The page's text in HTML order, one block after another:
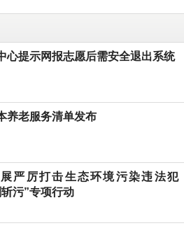
心提示网报志愿后需安全退出系统
养老服务清单发布
严厉打击生态环境污染违法犯
污”专项行动